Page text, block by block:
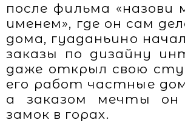
после фильма «назови
именем», где он сам
дома, гуаданьино
заказы по дизайну
даже открыл свою
его работ частные
а заказом мечты он
замок в горах.